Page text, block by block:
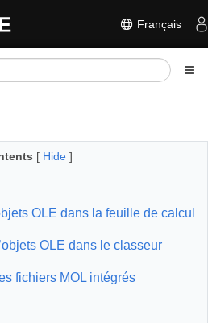
Français
[ Hide ]
OLE dans la feuille de calcul
OLE dans le classeur
fichiers MOL intégrés